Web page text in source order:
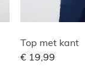
Top met kant
€ 19,99